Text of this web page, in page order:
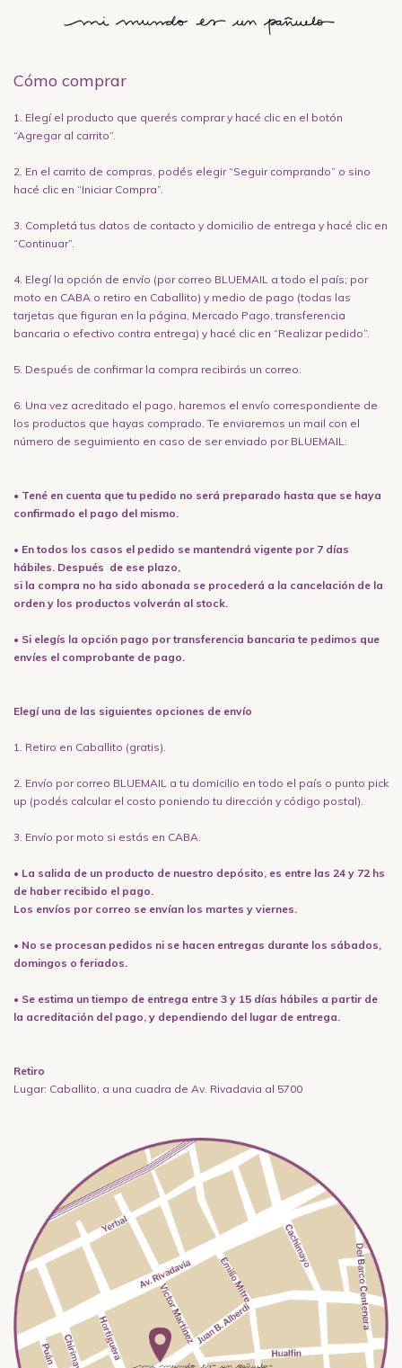
Cómo comprar
1. Elegí el producto que querés comprar y hacé clic en el botón
“Agregar al carrito”.
2. En el carrito de compras, podés elegir “Seguir comprando” o sino
hacé clic en “Iniciar Compra”.
3. Completá tus datos de contacto y domicilio de entrega y hacé clic en
“Continuar”.
4. Elegí la opción de envío (por correo BLUEMAIL a todo el país; por
moto en CABA o retiro en Caballito) y medio de pago (todas las
tarjetas que figuran en la página, Mercado Pago, transferencia
bancaria o efectivo contra entrega) y hacé clic en “Realizar pedido”.
5. Después de confirmar la compra recibirás un correo.
6. Una vez acreditado el pago, haremos el envío correspondiente de
los productos que hayas comprado. Te enviaremos un mail con el
número de seguimiento en caso de ser enviado por BLUEMAIL.
• Tené en cuenta que tu pedido no será preparado hasta que se haya
confirmado el pago del mismo.
• En todos los casos el pedido se mantendrá vigente por 7 días
hábiles. Después de ese plazo,
si la compra no ha sido abonada se procederá a la cancelación de la
orden y los productos volverán al stock.
• Si elegís la opción pago por transferencia bancaria te pedimos que
envíes el comprobante de pago.
Elegí una de las siguientes opciones de envío
1. Retiro en Caballito (gratis).
2. Envío por correo BLUEMAIL a tu domicilio en todo el país o punto pick
up (podés calcular el costo poniendo tu dirección y código postal).
3. Envío por moto si estás en CABA.
• La salida de un producto de nuestro depósito, es entre las 24 y 72 hs
de haber recibido el pago.
Los envíos por correo se envían los martes y viernes.
• No se procesan pedidos ni se hacen entregas durante los sábados,
domingos o feriados.
• Se estima un tiempo de entrega entre 3 y 15 días hábiles a partir de
la acreditación del pago, y dependiendo del lugar de entrega.
Retiro
Lugar: Caballito, a una cuadra de Av. Rivadavia al 5700